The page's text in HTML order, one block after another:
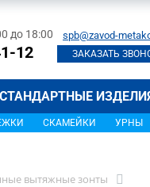
до 18:00
12
spb@zavod-
ЗАКАЗАТЬ
СКАМЕЙКИ УРНЫ
вытяжные зонты